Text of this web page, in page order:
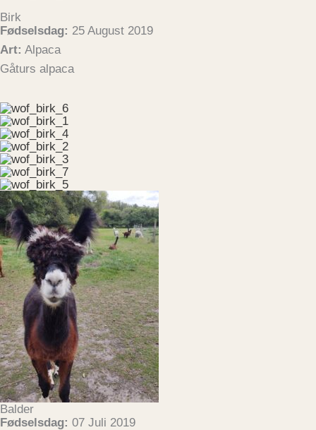
Birk
Fødselsdag: 25 August 2019
Art: Alpaca
Gåturs alpaca
Balder
Fødselsdag: 07 Juli 2019